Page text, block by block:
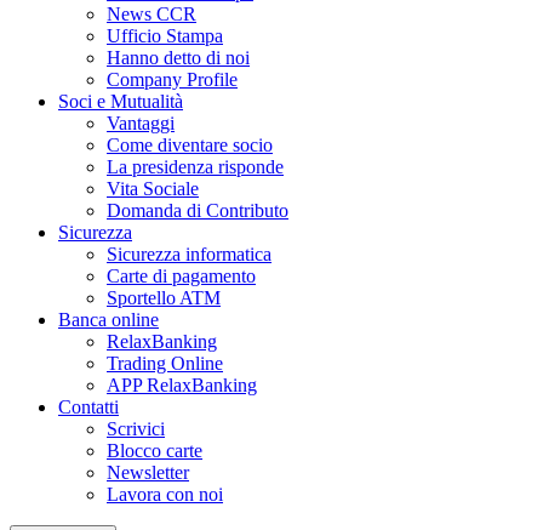
News CCR
Ufficio Stampa
Hanno detto di noi
Company Profile
Soci e Mutualità
Vantaggi
Come diventare socio
La presidenza risponde
Vita Sociale
Domanda di Contributo
Sicurezza
Sicurezza informatica
Carte di pagamento
Sportello ATM
Banca online
RelaxBanking
Trading Online
APP RelaxBanking
Contatti
Scrivici
Blocco carte
Newsletter
Lavora con noi